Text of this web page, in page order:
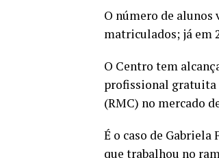
O número de alunos
matriculados; já em
O Centro tem
profissional gratuita
(RMC) no mercado
É o caso de
que trabalhou no